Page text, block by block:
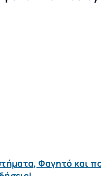
Φαγητό και